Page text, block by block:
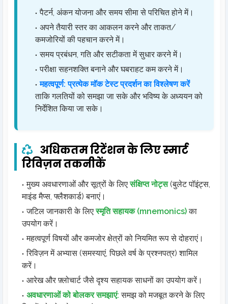
पैटर्न, अंकन योजना और समय सीमा से परिचित होने में।
अपने तैयारी स्तर का आकलन करने और ताकत/
कमजोरियों की पहचान करने में।
समय प्रबंधन, गति और सटीकता में सुधार करने में।
परीक्षा सहनशक्ति बनाने और घबराहट कम करने में।
महत्वपूर्ण: प्रत्येक मॉक टेस्ट प्रदर्शन का विश्लेषण करें
ताकि गलतियों को समझा जा सके और भविष्य के अध्ययन को
निर्देशित किया जा सके।
अधिकतम रिटेंशन के लिए स्मार्ट
रिविज़न तकनीकें
मुख्य अवधारणाओं और सूत्रों के लिएसंक्षिप्त नोट्स(बुलेट पॉइंट्स,
माइंड मैप्स, फ्लैशकार्ड) बनाएं।
जटिल जानकारी के लिएस्मृति सहायक (mnemonics)का
उपयोग करें।
महत्वपूर्ण विषयों और कमजोर क्षेत्रों को नियमित रूप से दोहराएं।
रिविज़न में अभ्यास (समस्याएं, पिछले वर्ष के प्रश्नपत्र) शामिल
करें।
आरेख और फ़्लोचार्ट जैसे दृश्य सहायक साधनों का उपयोग करें।
अवधारणाओं को बोलकर समझाएं: समझ को मजबूत करने के लिए